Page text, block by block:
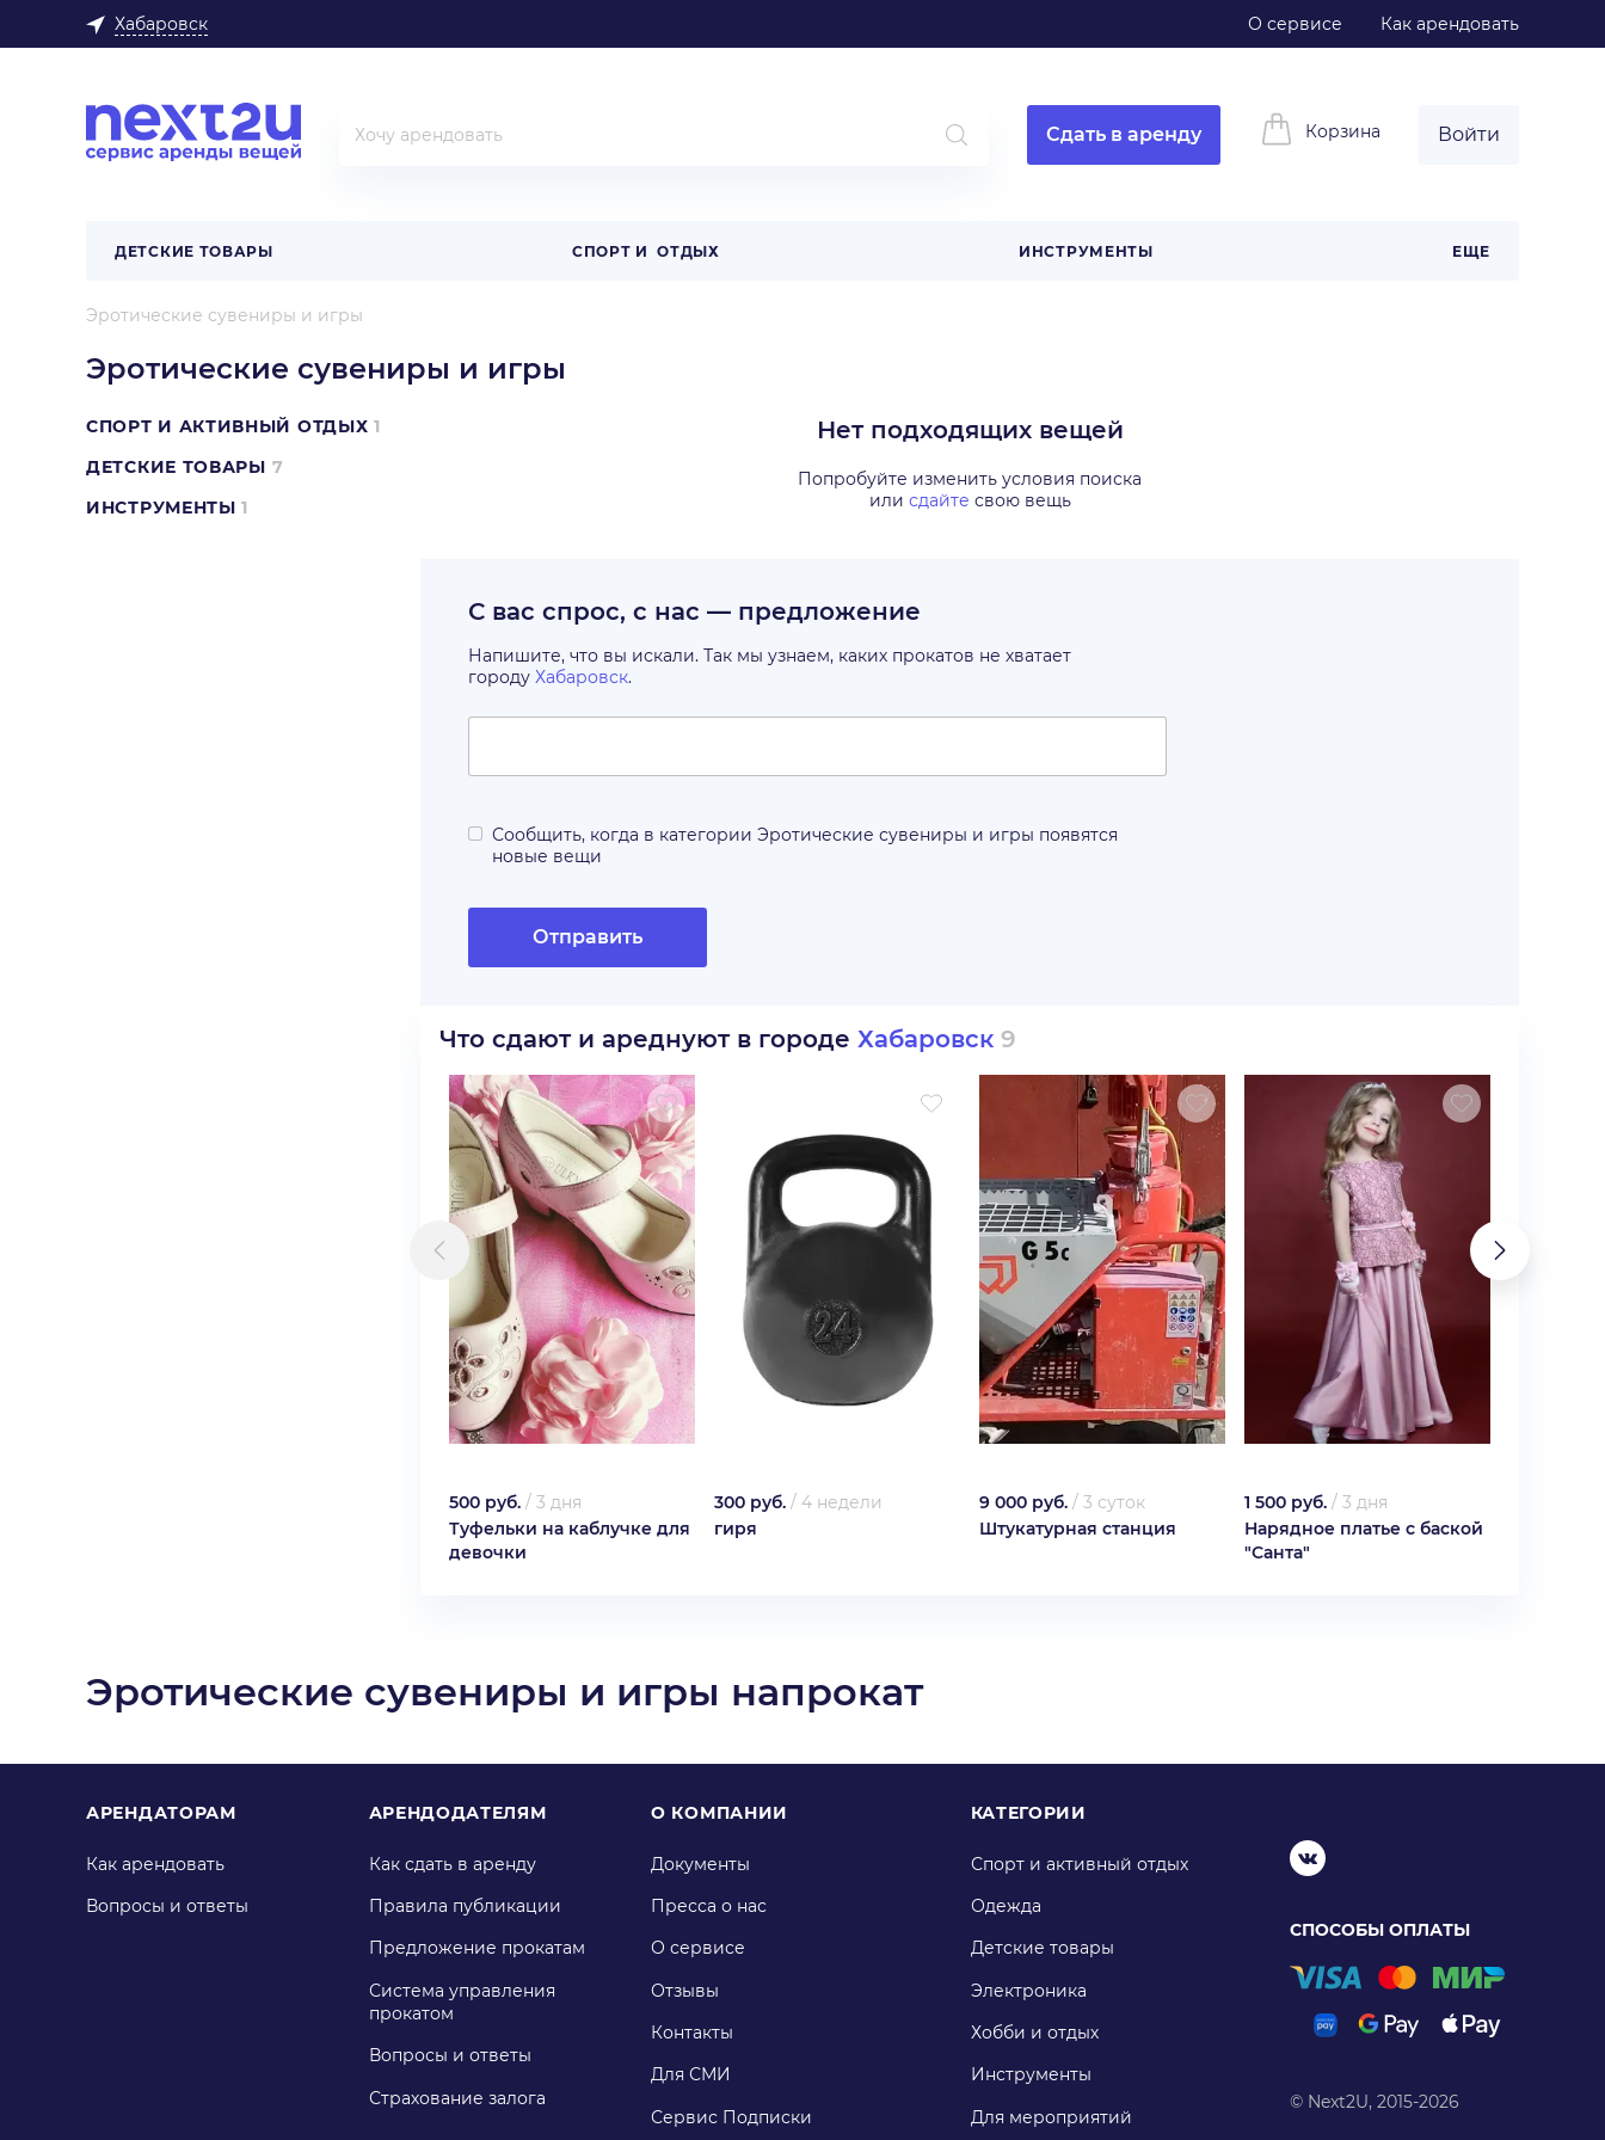
Хабаровск О сервисе Как арендовать
Сдать в аренду Корзина Войти
ДЕТСКИЕ ТОВАРЫ СПОРТ И ОТДЫХ ИНСТРУМЕНТЫ ЕЩЕ
Эротические сувениры и игры
Эротические сувениры и игры
СПОРТ И АКТИВНЫЙ ОТДЫХ 1
ДЕТСКИЕ ТОВАРЫ 7
ИНСТРУМЕНТЫ 1
Нет подходящих вещей
Попробуйте изменить условия поиска
или сдайте свою вещь
С вас спрос, с нас — предложение
Напишите, что вы искали. Так мы узнаем, каких прокатов не хватает
городу Хабаровск.
Сообщить, когда в категории Эротические сувениры и игры появятся
новые вещи
Отправить
Что сдают и ареднуют в городе Хабаровск 9
500 руб. / 3 дня
Туфельки на каблучке для
девочки
300 руб. / 4 недели
гиря
9 000 руб. / 3 суток
Штукатурная станция
1 500 руб. / 3 дня
Нарядное платье с баской
"Санта"
Эротические сувениры и игры напрокат
АРЕНДАТОРАМ
Как арендовать
Вопросы и ответы
АРЕНДОДАТЕЛЯМ
Как сдать в аренду
Правила публикации
Предложение прокатам
Система управления
прокатом
Вопросы и ответы
Страхование залога
О КОМПАНИИ
Документы
Пресса о нас
О сервисе
Отзывы
Контакты
Для СМИ
Сервис Подписки
КАТЕГОРИИ
Спорт и активный отдых
Одежда
Детские товары
Электроника
Хобби и отдых
Инструменты
Для мероприятий
СПОСОБЫ ОПЛАТЫ
© Next2U, 2015-2026